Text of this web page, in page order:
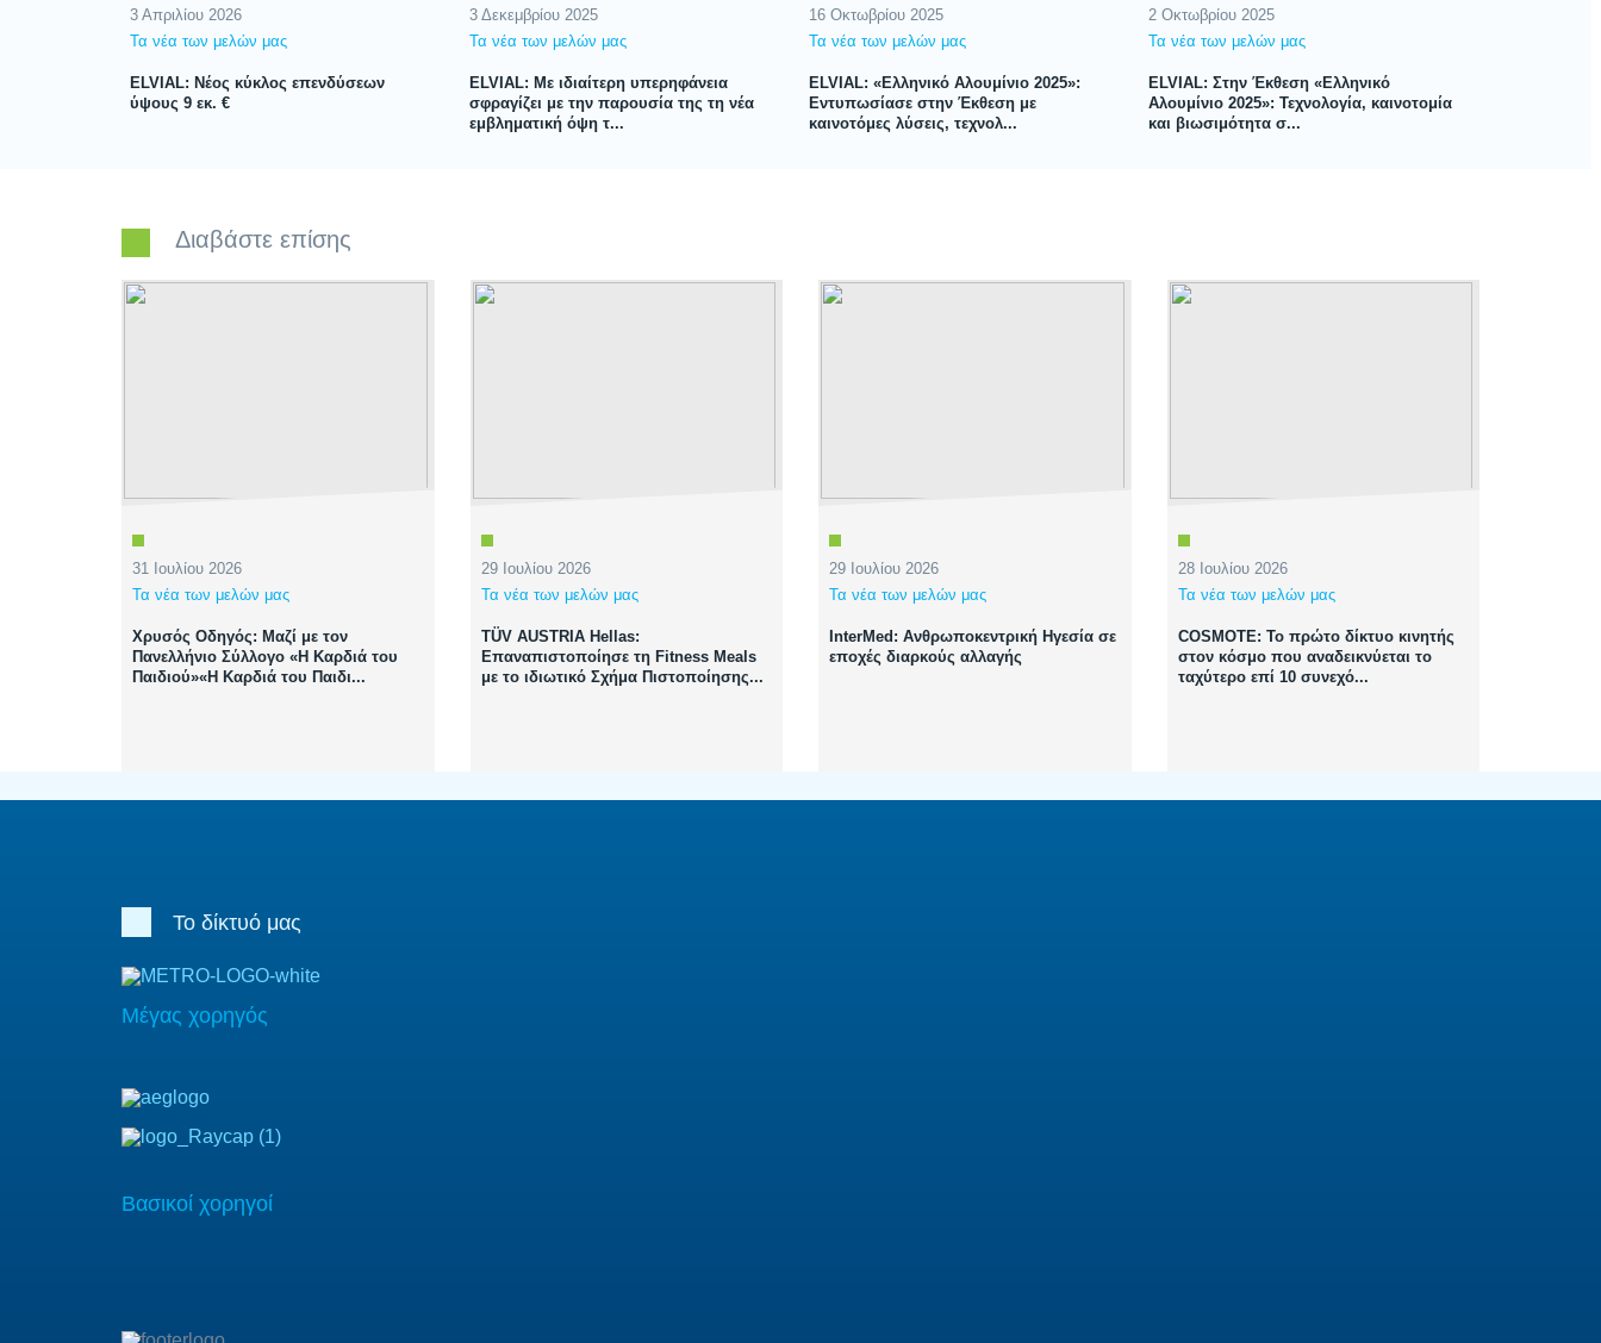
3 Απριλίου 2026
Τα νέα των μελών μας
ELVIAL: Νέος κύκλος επενδύσεων
ύψους 9 εκ. €
3 Δεκεμβρίου 2025
Τα νέα των μελών μας
ELVIAL: Με ιδιαίτερη υπερηφάνεια
σφραγίζει με την παρουσία της τη νέα
εμβληματική όψη τ...
16 Οκτωβρίου 2025
Τα νέα των μελών μας
ELVIAL: «Ελληνικό Αλουμίνιο 2025»:
Εντυπωσίασε στην Έκθεση με
καινοτόμες λύσεις, τεχνολ...
2 Οκτωβρίου 2025
Τα νέα των μελών μας
ELVIAL: Στην Έκθεση «Ελληνικό
Αλουμίνιο 2025»: Τεχνολογία, καινοτομία
και βιωσιμότητα σ...
Διαβάστε επίσης
31 Ιουλίου 2026
Τα νέα των μελών μας
Χρυσός Οδηγός: Μαζί με τον
Πανελλήνιο Σύλλογο «Η Καρδιά του
Παιδιού»«Η Καρδιά του Παιδι...
29 Ιουλίου 2026
Τα νέα των μελών μας
TÜV AUSTRIA Hellas:
Επαναπιστοποίησε τη Fitness Meals
με το ιδιωτικό Σχήμα Πιστοποίησης...
29 Ιουλίου 2026
Τα νέα των μελών μας
InterMed: Ανθρωποκεντρική Ηγεσία σε
εποχές διαρκούς αλλαγής
28 Ιουλίου 2026
Τα νέα των μελών μας
COSMOTE: Το πρώτο δίκτυο κινητής
στον κόσμο που αναδεικνύεται το
ταχύτερο επί 10 συνεχό...
Το δίκτυό μας
Μέγας χορηγός
Βασικοί χορηγοί